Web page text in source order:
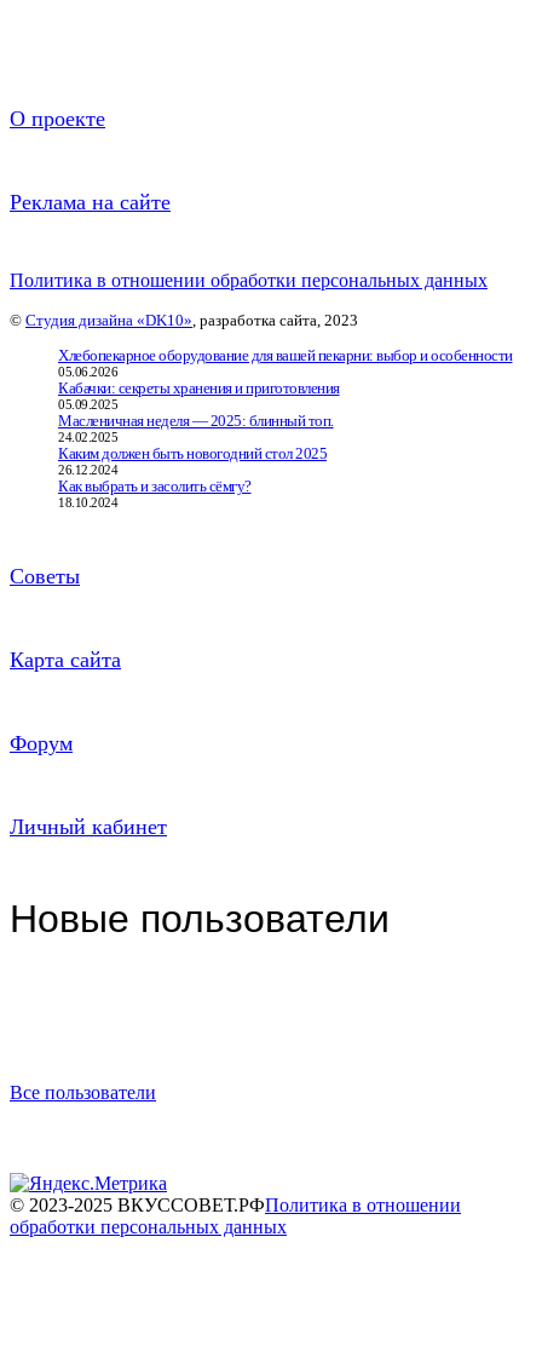
О проекте
Реклама на сайте
Политика в отношении обработки персональных данных
© Студия дизайна «DK10», разработка сайта, 2023
Хлебопекарное оборудование для вашей пекарни: выбор и особенности
05.06.2026
Кабачки: секреты хранения и приготовления
05.09.2025
Масленичная неделя — 2025: блинный топ.
24.02.2025
Каким должен быть новогодний стол 2025
26.12.2024
Как выбрать и засолить сёмгу?
18.10.2024
Советы
Карта сайта
Форум
Личный кабинет
Новые пользователи
Все пользователи
© 2023-2025 ВКУССОВЕТ.РФПолитика в отношении
обработки персональных данных